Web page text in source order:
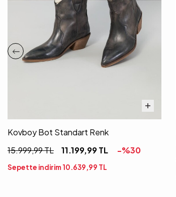
Kovboy Bot Standart Renk
15.999,99TL 11.199,99TL -%30
Sepette indirim10.639,99 TL